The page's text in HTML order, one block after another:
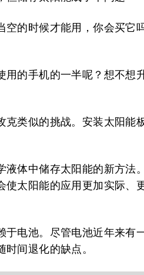
空的时候才能用，你会买它
的手机的一半呢？想不想
克类似的挑战。安装太阳能
液体中储存太阳能的新方法
使太阳能的应用更加实际、
于电池。尽管电池近年来有
间退化的缺点。